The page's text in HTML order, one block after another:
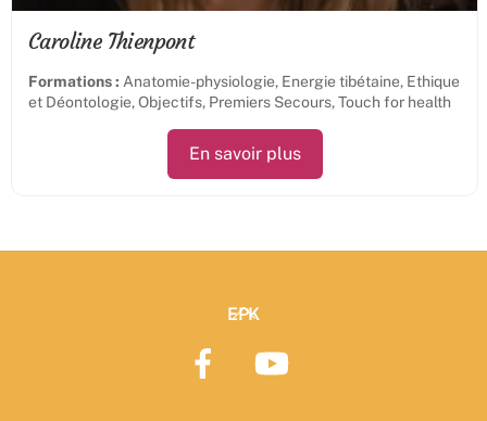
Caroline Thienpont
Formations : Anatomie-physiologie, Energie tibétaine, Ethique
et Déontologie, Objectifs, Premiers Secours, Touch for health
En savoir plus
Back
Top
EPK